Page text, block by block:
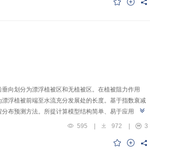
向划分为漂浮植被区和无植被区。在植被阻力作用
浮植被前端至水流充分发展处的长度。基于指数衰减
布预测方法。所提计算模型结构简单、易于应用，所
分布。研究可为河道水环境治理与生态修复提供技术
595 | 972 | 3